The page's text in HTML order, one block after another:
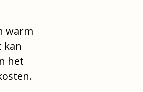
warm
kan
het